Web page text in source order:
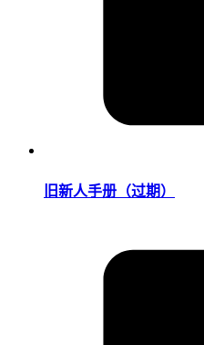
旧新人手册（过期）